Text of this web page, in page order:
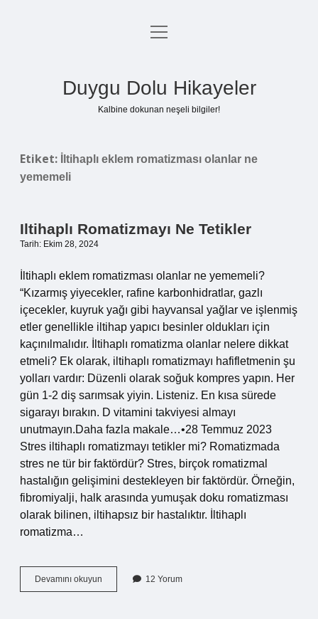
Anasayfa
menüyü
Duygu Dolu Hikayeler
Kalbine dokunan neşeli bilgiler!
Etiket:
İltihaplı eklem romatizması olanlar ne
yememeli
Iltihaplı Romatizmayı Ne Tetikler
Tarih: Ekim 28, 2024
İltihaplı eklem romatizması olanlar ne yememeli?
“Kızarmış yiyecekler, rafine karbonhidratlar, gazlı
içecekler, kuyruk yağı gibi hayvansal yağlar ve işlenmiş
etler genellikle iltihap yapıcı besinler oldukları için
kaçınılmalıdır. İltihaplı romatizma olanlar nelere dikkat
etmeli? Ek olarak, iltihaplı romatizmayı hafifletmenin şu
yolları vardır: Düzenli olarak soğuk kompres yapın. Her
gün 1-2 diş sarımsak yiyin. Listeniz. En kısa sürede
sigarayı bırakın. D vitamini takviyesi almayı
unutmayın.Daha fazla makale…•28 Temmuz 2023
Stres iltihaplı romatizmayı tetikler mi? Romatizmada
stres ne tür bir faktördür? Stres, birçok romatizmal
hastalığın gelişimini destekleyen bir faktördür. Örneğin,
fibromiyalji, halk arasında yumuşak doku romatizması
olarak bilinen, iltihapsız bir hastalıktır. İltihaplı
romatizma…
Devamını okuyun
Romatizmayı
12 Yorum